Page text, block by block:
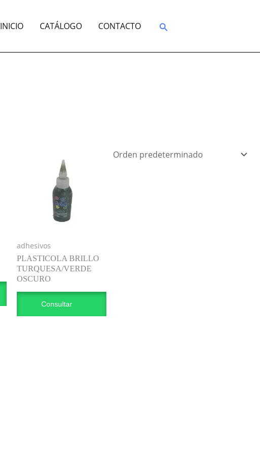
INICIO CATÁLOGO CONTACTO Buscar
adhesivos
PLASTICOLA BRILLO
TURQUESA/VERDE
OSCURO
Consultar